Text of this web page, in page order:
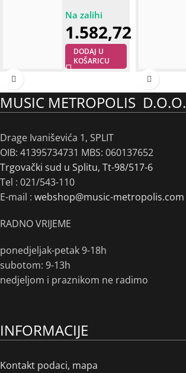
1.582,72
DODAJ U
KOŠARICU
MUSIC METROPOLIS D.O.O.
Drage Ivaniševića 1, SPLIT
OIB: 41395734731 MBS: 060137652
Trgovački sud u Splitu, Tt-98/517-6
Tel : 021/543-110
E-mail : webshop@music-metropolis.com
RADNO VRIJEME
ponedjeljak-petak 9-18h
subotom: 9-13h
nedjeljom i praznikom ne radimo
INFORMACIJE
Kontakt podaci, mapa